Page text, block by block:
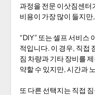
과정을 전문 이삿짐센터
비용이 가장 많이 들지
“DIY” 또는 셀프 서비스
적입니다. 이 경우, 직접
짐 차량과 기타 장비를
약할 수 있지만, 시간과
또 다른 선택지는 직접